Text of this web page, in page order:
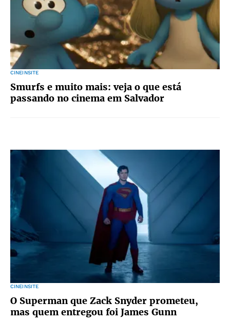
CINEINSITE
Smurfs e muito mais: veja o que está
passando no cinema em Salvador
CINEINSITE
O Superman que Zack Snyder prometeu,
mas quem entregou foi James Gunn